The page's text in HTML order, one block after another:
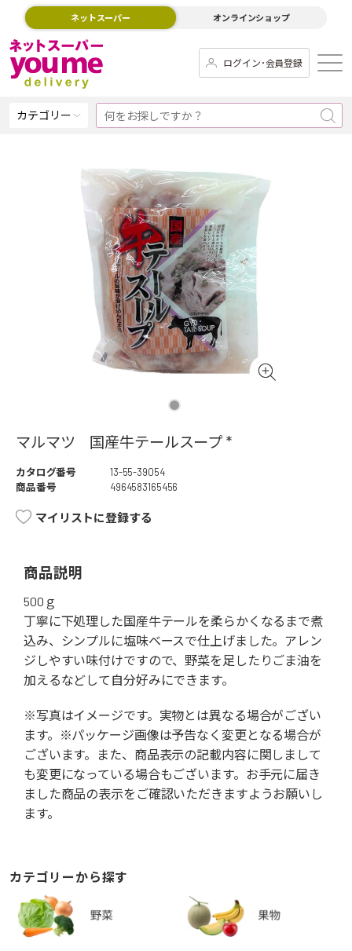
ネットスーパー オンラインショップ
ログイン･会員登録
カテゴリー
マルマツ 国産牛テールスープ *
カタログ番号
13-55-39054
商品番号
4964583165456
マイリストに登録する
商品説明
500ｇ
丁寧に下処理した国産牛テールを柔らかくなるまで煮
込み、シンプルに塩味ベースで仕上げました。アレン
ジしやすい味付けですので、野菜を足したりごま油を
加えるなどして自分好みにできます。
※写真はイメージです。実物とは異なる場合がござい
ます。※パッケージ画像は予告なく変更となる場合が
ございます。また、商品表示の記載内容に関しまして
も変更になっている場合もございます。お手元に届き
ました商品の表示をご確認いただきますようお願いし
ます。
カテゴリーから探す